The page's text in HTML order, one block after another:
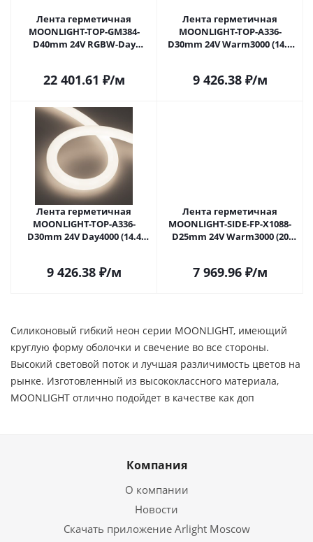
Лента герметичная
MOONLIGHT-TOP-GM384-
D40mm 24V RGBW-Day
прямой, 3 года)
22 401.61 ₽/м
Лента герметичная
MOONLIGHT-TOP-A336-
D30mm 24V Warm3000 (14.4
года)
9 426.38₽/м
Лента герметичная
MOONLIGHT-TOP-A336-
D30mm 24V Day4000 (14.4
года)
9 426.38₽/м
Лента герметичная
MOONLIGHT-SIDE-FP-X1088-
D25mm 24V Warm3000 (20
года)
7 969.96₽/м
Силиконовый гибкий неон серии MOONLIGHT, имеющий
круглую форму оболочки и свечение во все стороны.
Высокий световой поток и лучшая различимость цветов на
рынке. Изготовленный из высококлассного материала,
MOONLIGHT отлично подойдет в качестве как доп
Компания
О компании
Новости
Скачать приложение Arlight Moscow